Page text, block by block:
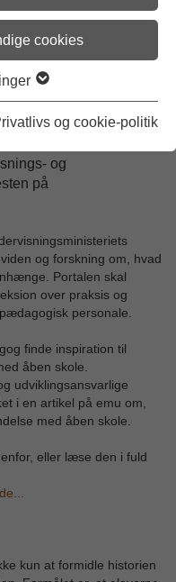
cookies
og cookie-politik
på undervisning uden
og
på
og forskning om, hvad
Portalen skal
over praksis og
personale.
finde inspiration til
åben skole.
udviklingsansvarlige
i en artikel på emu om,
med åben skole.
eller læse den i fuld
kun at formidle historien